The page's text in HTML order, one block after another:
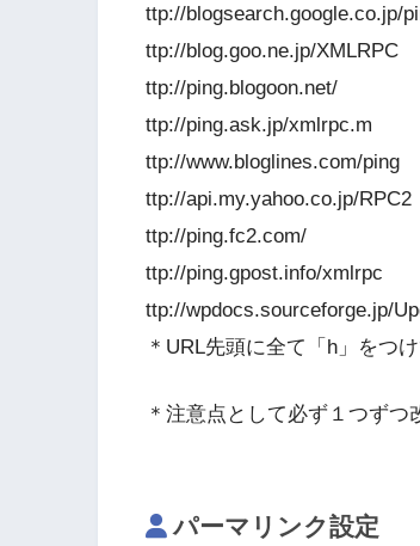
ttp://blogsearch.google.co.jp/
ttp://blog.goo.ne.jp/XMLRPC
ttp://ping.blogoon.net/
ttp://ping.ask.jp/xmlrpc.m
ttp://www.bloglines.com/ping
ttp://api.my.yahoo.co.jp/RPC2
ttp://ping.fc2.com/
ttp://ping.gpost.info/xmlrpc
ttp://wpdocs.sourceforge.jp/
＊URL先頭に全て「h」をつ
＊注意点として必ず１つずつ
パーマリンク設定